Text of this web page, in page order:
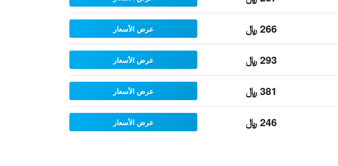
266 ﷼ عرض الأسعار
293 ﷼ عرض الأسعار
381 ﷼ عرض الأسعار
246 ﷼ عرض الأسعار